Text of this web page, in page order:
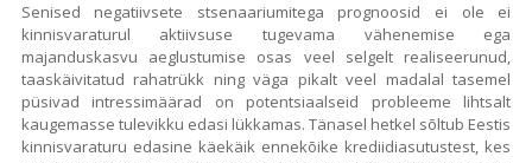
Senised negatiivsete stsenaariumitega prognoosid ei ole ei
kinnisvaraturul aktiivsuse tugevama vähenemise ega
majanduskasvu aeglustumise osas veel selgelt realiseerunud,
taaskäivitatud rahatrükk ning väga pikalt veel madalal tasemel
püsivad intressimäärad on potentsiaalseid probleeme lihtsalt
kaugemasse tulevikku edasi lükkamas. Tänasel hetkel sõltub Eestis
kinnisvaraturu edasine käekäik ennekõike krediidiasutustest, kes